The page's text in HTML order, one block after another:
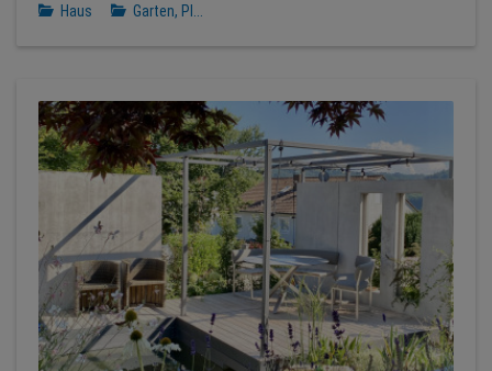
Haus
Garten, Pl...